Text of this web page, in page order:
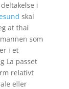
i
skal
at thai
som
i et
La passet
relativt
eller